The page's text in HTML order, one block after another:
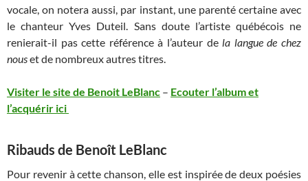
vocale, on notera aussi, par instant, une parenté certaine avec
le chanteur Yves Duteil. Sans doute l’artiste québécois ne
renierait-il pas cette référence à l’auteur de la langue de chez
nouset de nombreux autres titres.
Visiter le site de Benoit LeBlanc – Ecouter l’album et
l’acquérir ici
Ribauds de Benoît LeBlanc
Pour revenir à cette chanson, elle est inspirée de deux poésies